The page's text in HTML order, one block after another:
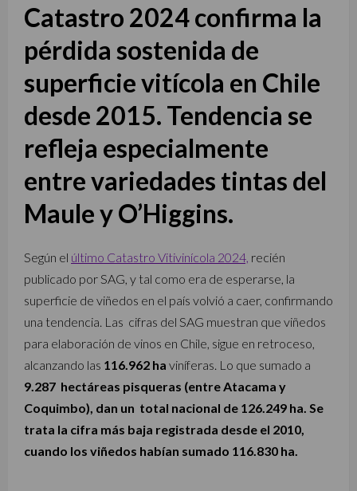
Catastro 2024 confirma la
pérdida sostenida de
superficie vitícola en Chile
desde 2015. Tendencia se
refleja especialmente
entre variedades tintas del
Maule y O’Higgins.
Según el último Catastro Vitivinícola 2024, recién
publicado por SAG, y tal como era de esperarse, la
superficie de viñedos en el país volvió a caer, confirmando
una tendencia. Las cifras del SAG muestran que viñedos
para elaboración de vinos en Chile, sigue en retroceso,
alcanzando las 116.962 ha viníferas. Lo que sumado a
9.287 hectáreas pisqueras (entre Atacama y
Coquimbo), dan un total nacional de 126.249 ha. Se
trata la cifra más baja registrada desde el 2010,
cuando los viñedos habían sumado 116.830 ha.